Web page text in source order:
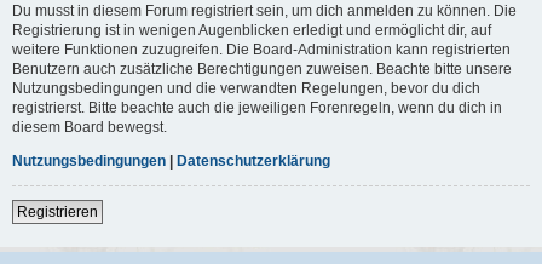
Du musst in diesem Forum registriert sein, um dich anmelden zu können. Die
Registrierung ist in wenigen Augenblicken erledigt und ermöglicht dir, auf
weitere Funktionen zuzugreifen. Die Board-Administration kann registrierten
Benutzern auch zusätzliche Berechtigungen zuweisen. Beachte bitte unsere
Nutzungsbedingungen und die verwandten Regelungen, bevor du dich
registrierst. Bitte beachte auch die jeweiligen Forenregeln, wenn du dich in
diesem Board bewegst.
Nutzungsbedingungen | Datenschutzerklärung
Registrieren